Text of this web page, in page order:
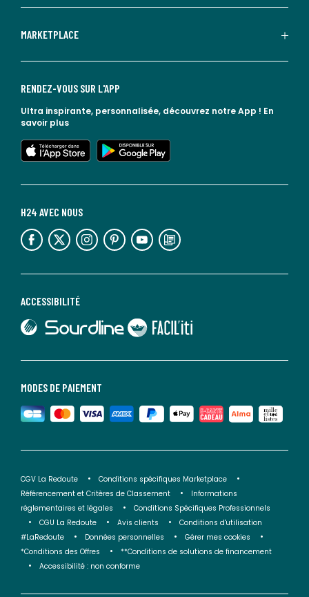
MARKETPLACE
MODES DE PAIEMENT
ACCESSIBILITÉ
lien vers Sourdline
lien vers Faciliti
H24 AVEC NOUS
lien vers l'espace réseaux sociaux lien vers l'espace réseaux sociaux lien vers l'espace réseaux sociaux lien vers l'espace réseaux sociaux lien vers l'espace réseaux sociaux lien vers le blog la redoute
RENDEZ-VOUS SUR L'APP
Ultra inspirante, personnalisée, découvrez notre App ! En
savoir plus
lien vers l'app store
lien vers google play
CGV La Redoute
Conditions spécifiques Marketplace
Référencement et Critères de Classement
Informations
réglementaires et légales
Conditions Spécifiques Professionnels
CGU La Redoute
Avis clients
Conditions d'utilisation
#LaRedoute
Données personnelles
Gérer mes cookies
*Conditions des Offres
**Conditions de solutions de financement
Accessibilité : non conforme